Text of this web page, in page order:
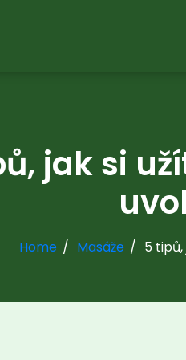
jak si
Home Masáže 5